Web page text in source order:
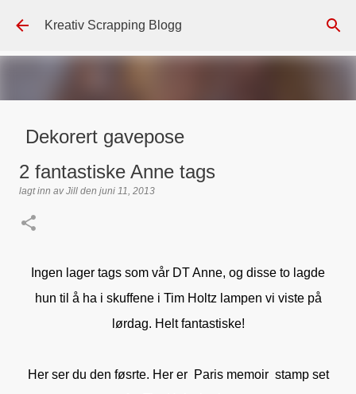
Gå til hovedinnhold
Kreativ Scrapping Blogg
Dekorert gavepose
PAPIRDESIGN
2 fantastiske Anne tags
lagt inn avJill den juni 11, 2013
Ingen lager tags som vår DT Anne, og disse to lagde
hun til å ha i skuffene i Tim Holtz lampen vi viste på
lørdag. Helt fantastiske!
Her ser du den føsrte. Her er Paris memoir stamp set